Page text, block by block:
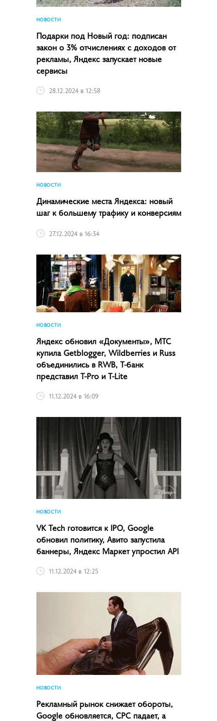
НОВОСТИ
Подарки под Новый год: подписан
закон о 3% отчислениях с доходов от
рекламы, Яндекс запускает новые
сервисы
28.12.2024 в 12:58
НОВОСТИ
Динамические места Яндекса: новый
шаг к большему трафику и конверсиям
27.12.2024 в 16:34
НОВОСТИ
Яндекс обновил «Документы», МТС
купила Getblogger, Wildberries и Russ
объединились в RWB, Т-банк
представил T-Pro и T-Lite
11.12.2024 в 16:09
НОВОСТИ
VK Tech готовится к IPO, Google
обновил политику, Авито запустила
баннеры, Яндекс Маркет упростил API
11.12.2024 в 12:25
НОВОСТИ
Рекламный рынок снижает обороты,
Google обновляется, CPC падает, а